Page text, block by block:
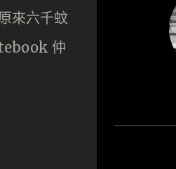
來六千蚊
仲